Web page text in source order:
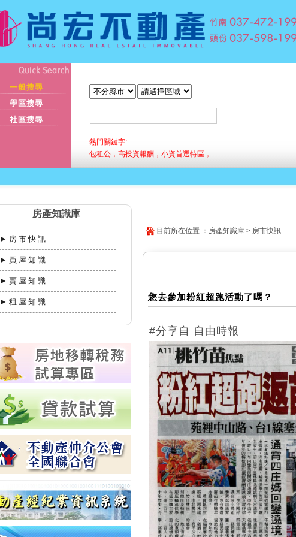
一般搜尋
學區搜尋
社區搜尋
熱門關鍵字:
包租公，高投資報酬，小資首選特區，
房產知識庫
►房市快訊
►買屋知識
►賣屋知識
►租屋知識
目前所在位置 ：房產知識庫 > 房市快訊
您去參加粉紅超跑活動了嗎？
#分享自 自由時報